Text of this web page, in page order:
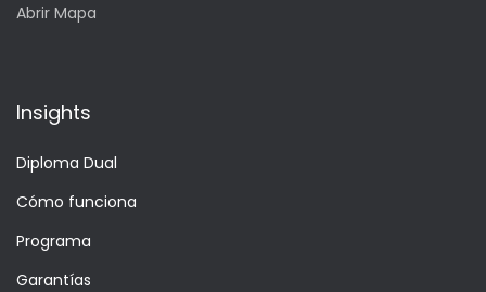
Abrir Mapa
Insights
Diploma Dual
Cómo funciona
Programa
Garantías